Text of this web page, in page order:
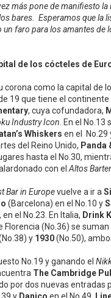
más pone de manifiesto
bares. Esperamos que la
faro para los amantes de
de los cócteles de
corona como la capital de
19 que tiene el continente
, cuya cofundadora,
Industry Icon . En el
Whiskers en el No.29
del Reino Unido, Panda
hasta el No.30,
con el Altos
Bar in Europevuelve a ir a
(Barcelona) en el No.10 y
el No.23. En Italia, Drink
Florencia (No.36) se
y 1930(No.50),
No.19 y ganando el
The Cambridge
por dos nuevas entradas
y Danico en el No.49.